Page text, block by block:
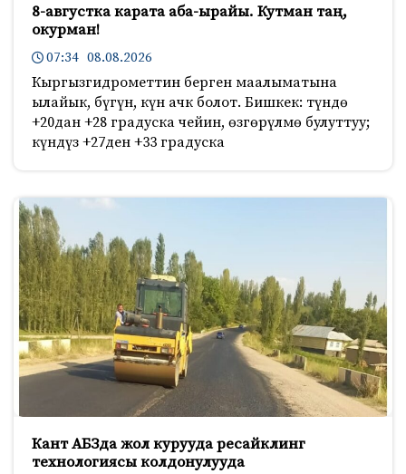
8-августка карата аба-ырайы. Кутман таң,
окурман!
07:34 08.08.2026
Кыргызгидрометтин берген маалыматына
ылайык, бүгүн, күн ачк болот. Бишкек: түндө
+20дан +28 градуска чейин, өзгөрүлмө булуттуу;
күндүз +27ден +33 градуска
Кант АБЗда жол курууда ресайклинг
технологиясы колдонулууда